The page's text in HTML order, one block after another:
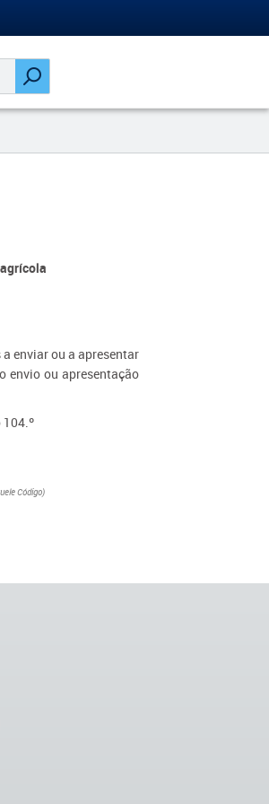
enviar ou a apresentar
envio ou apresentação
Código)